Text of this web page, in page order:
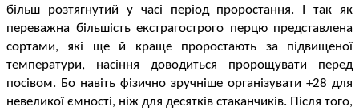
більш розтягнутий у часі період проростання. І так як
переважна більшість екстрагострого перцю представлена
сортами, які ще й краще проростають за підвищеної
температури, насіння доводиться пророщувати перед
посівом. Бо навіть фізично зручніше організувати +28 для
невеликої ємності, ніж для десятків стаканчиків. Після того,